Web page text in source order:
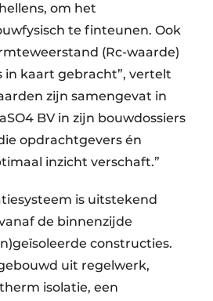
om het
te finteunen. Ook
(Rc-waarde)
in kaart gebracht”, vertelt
zijn samengevat in
BV in zijn bouwdossiers
opdrachtgevers én
inzicht verschaft.”
is uitstekend
de binnenzijde
constructies.
uit regelwerk,
isolatie, een